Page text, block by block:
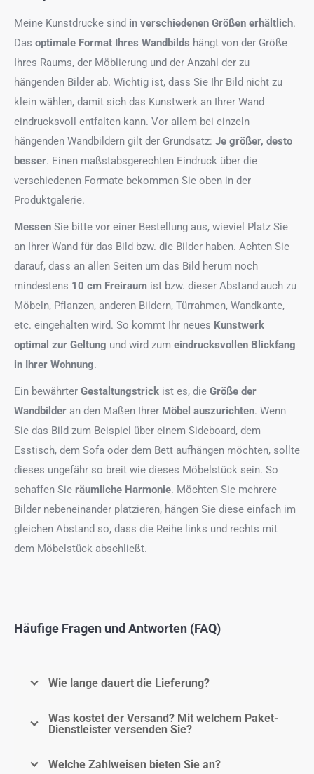
Meine Kunstdrucke sind in verschiedenen Größen erhältlich.
Das optimale Format Ihres Wandbilds hängt von der Größe
Ihres Raums, der Möblierung und der Anzahl der zu
hängenden Bilder ab. Wichtig ist, dass Sie Ihr Bild nicht zu
klein wählen, damit sich das Kunstwerk an Ihrer Wand
eindrucksvoll entfalten kann. Vor allem bei einzeln
hängenden Wandbildern gilt der Grundsatz: Je größer, desto
besser. Einen maßstabsgerechten Eindruck über die
verschiedenen Formate bekommen Sie oben in der
Produktgalerie.
Messen Sie bitte vor einer Bestellung aus, wieviel Platz Sie
an Ihrer Wand für das Bild bzw. die Bilder haben. Achten Sie
darauf, dass an allen Seiten um das Bild herum noch
mindestens 10 cm Freiraum ist bzw. dieser Abstand auch zu
Möbeln, Pflanzen, anderen Bildern, Türrahmen, Wandkante,
etc. eingehalten wird. So kommt Ihr neues Kunstwerk
optimal zur Geltung und wird zum eindrucksvollen Blickfang
in Ihrer Wohnung.
Ein bewährter Gestaltungstrick ist es, die Größe der
Wandbilder an den Maßen Ihrer Möbel auszurichten. Wenn
Sie das Bild zum Beispiel über einem Sideboard, dem
Esstisch, dem Sofa oder dem Bett aufhängen möchten, sollte
dieses ungefähr so breit wie dieses Möbelstück sein. So
schaffen Sie räumliche Harmonie. Möchten Sie mehrere
Bilder nebeneinander platzieren, hängen Sie diese einfach im
gleichen Abstand so, dass die Reihe links und rechts mit
dem Möbelstück abschließt.
Häufige Fragen und Antworten (FAQ)
Wie lange dauert die Lieferung?
Was kostet der Versand? Mit welchem Paket-
Dienstleister versenden Sie?
Welche Zahlweisen bieten Sie an?